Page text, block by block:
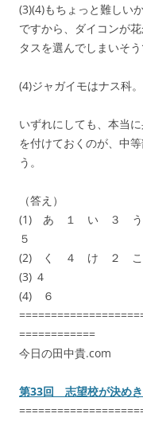
(3)(4)もちょっと難しい
ですから、ダイコンが
タスを選んでしまいそ
(4)ジャガイモはナス科
いずれにしても、本当
を付けておくのが、中
う。
（答え）
(1) あ １ い ３
５
(2) く ４ け ２
(3) ４
(4) ６
============
今日の田中貴.com
第33回 志望校が決め